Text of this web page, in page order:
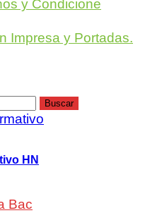
y Condicione
Impresa y Portadas.
Buscar
HN
Bac